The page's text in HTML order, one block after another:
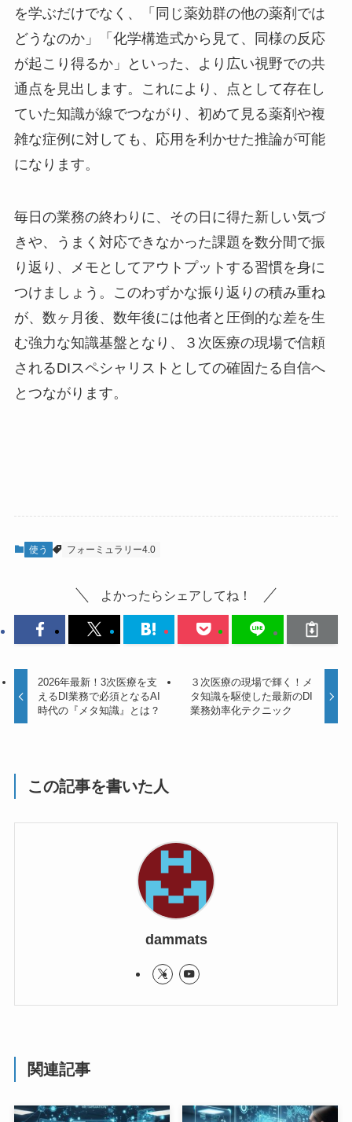
を学ぶだけでなく、「同じ薬効群の他の薬剤では
どうなのか」「化学構造式から見て、同様の反応
が起こり得るか」といった、より広い視野での共
通点を見出します。これにより、点として存在し
ていた知識が線でつながり、初めて見る薬剤や複
雑な症例に対しても、応用を利かせた推論が可能
になります。
毎日の業務の終わりに、その日に得た新しい気づ
きや、うまく対応できなかった課題を数分間で振
り返り、メモとしてアウトプットする習慣を身に
つけましょう。このわずかな振り返りの積み重ね
が、数ヶ月後、数年後には他者と圧倒的な差を生
む強力な知識基盤となり、３次医療の現場で信頼
されるDIスペシャリストとしての確固たる自信へ
とつながります。
使う フォーミュラリー4.0
よかったらシェアしてね！
2026年最新！3次医療を支
えるDI業務で必須となるAI
時代の『メタ知識』とは？
３次医療の現場で輝く！メ
タ知識を駆使した最新のDI
業務効率化テクニック
この記事を書いた人
dammats
関連記事